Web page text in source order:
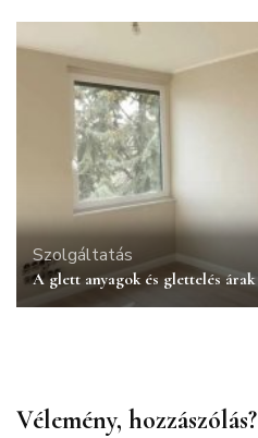
Szolgáltatás
A glett anyagok és glettelés árak
Vélemény, hozzászólás?